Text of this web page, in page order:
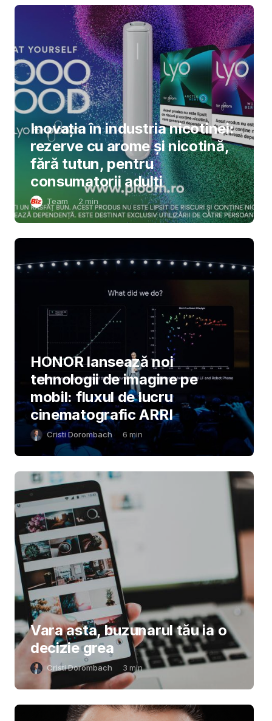
Inovația în industria nicotinei:
rezerve cu arome și nicotină,
fără tutun, pentru
consumatorii adulți
Team 2 min
HONOR lansează noi
tehnologii de imagine pe
mobil: fluxul de lucru
cinematografic ARRI
Cristi Dorombach 6 min
Vara asta, buzunarul tău ia o
decizie grea
Cristi Dorombach 3 min